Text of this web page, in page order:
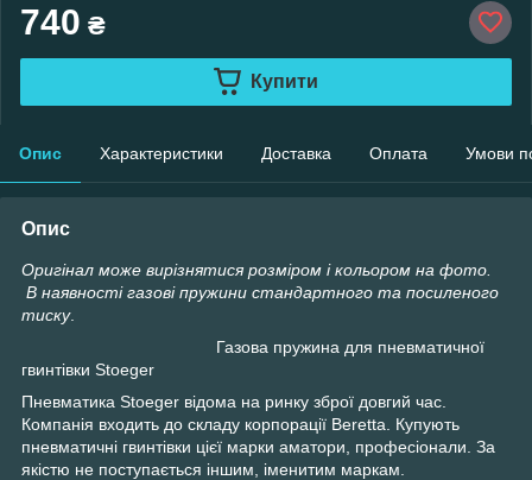
740 ₴
Купити
Опис Характеристики Доставка Оплата Умови
Опис
Оригінал може вирізнятися розміром і кольором на фото.
В наявності газові пружини стандартного та посиленого
тиску.
Газова пружина для пневматичної
гвинтівки Stoeger
Пневматика Stoeger відома на ринку зброї довгий час.
Компанія входить до складу корпорації Beretta. Купують
пневматичні гвинтівки цієї марки аматори, професіонали. За
якістю не поступається іншим, іменитим маркам.